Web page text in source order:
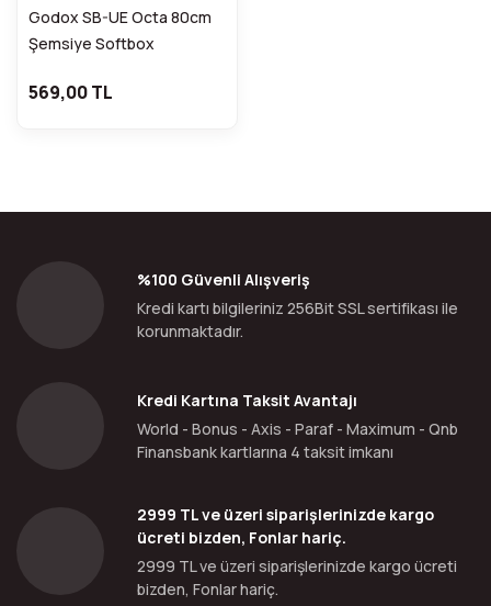
Godox SB-UE Octa 80cm
Şemsiye Softbox
569,00 TL
%100 Güvenli Alışveriş
Kredi kartı bilgileriniz 256Bit SSL sertifikası ile
korunmaktadır.
Kredi Kartına Taksit Avantajı
World - Bonus - Axis - Paraf - Maximum - Qnb
Finansbank kartlarına 4 taksit imkanı
2999 TL ve üzeri siparişlerinizde kargo
ücreti bizden, Fonlar hariç.
2999 TL ve üzeri siparişlerinizde kargo ücreti
bizden, Fonlar hariç.